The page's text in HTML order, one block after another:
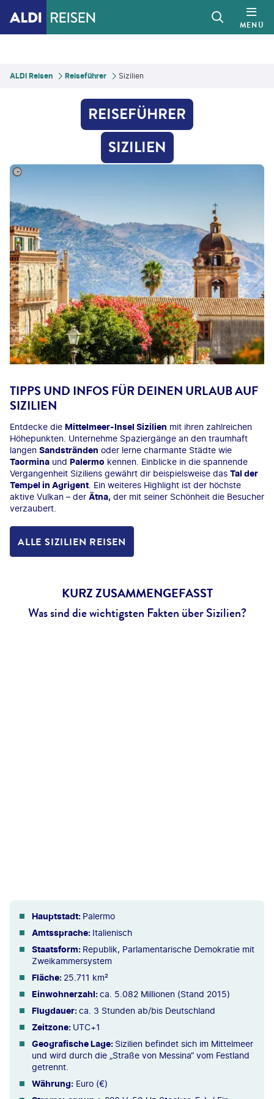
MENÜ
ALDI Reisen Reiseführer Sizilien
REISEFÜHRER
SIZILIEN
- stock.adobe.com
TIPPS UND INFOS FÜR DEINEN URLAUB AUF
SIZILIEN
Entdecke die Mittelmeer-Insel Sizilien mit ihren zahlreichen
Höhepunkten. Unternehme Spaziergänge an den traumhaft
langen Sandstränden oder lerne charmante Städte wie
Taormina und Palermo kennen. Einblicke in die spannende
Vergangenheit Siziliens gewährt dir beispielsweise das Tal der
Tempel in Agrigent . Ein weiteres Highlight ist der höchste
aktive Vulkan – der Ätna, der mit seiner Schönheit die Besucher
verzaubert.
ALLE SIZILIEN REISEN
KURZ ZUSAMMENGEFASST
Was sind die wichtigsten Fakten über Sizilien?
Hauptstadt: Palermo
Amtssprache: Italienisch
Staatsform: Republik, Parlamentarische Demokratie mit
Zweikammersystem
Fläche: 25.711 km²
Einwohnerzahl:ca. 5.082 Millionen (Stand 2015)
Flugdauer:ca. 3 Stunden ab/bis Deutschland
Zeitzone: UTC+1
Geografische Lage: Sizilien befindet sich im Mittelmeer
und wird durch die „Straße von Messina“ vom Festland
getrennt.
Währung: Euro (€)